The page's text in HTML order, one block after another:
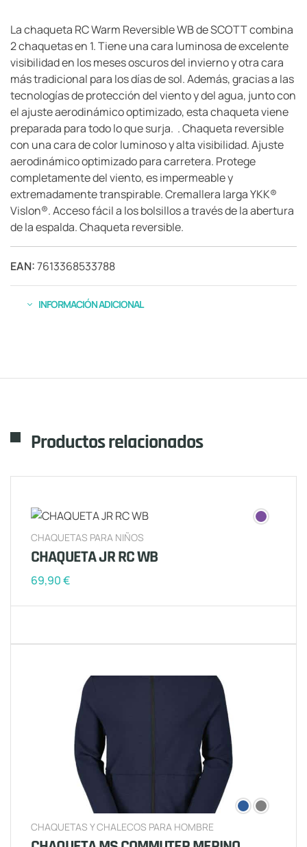
La chaqueta RC Warm Reversible WB de SCOTT combina
2 chaquetas en 1. Tiene una cara luminosa de excelente
visibilidad en los meses oscuros del invierno y otra cara
más tradicional para los días de sol. Además, gracias a las
tecnologías de protección del viento y del agua, junto con
el ajuste aerodinámico optimizado, esta chaqueta viene
preparada para todo lo que surja. . Chaqueta reversible
con una cara de color luminoso y alta visibilidad. Ajuste
aerodinámico optimizado para carretera. Protege
completamente del viento, es impermeable y
extremadamente transpirable. Cremallera larga YKK®
Vislon®. Acceso fácil a los bolsillos a través de la abertura
de la espalda. Chaqueta reversible.
EAN:7613368533788
INFORMACIÓN ADICIONAL
Productos relacionados
CHAQUETAS PARA NIÑOS
CHAQUETA JR RC WB
69,90€
CHAQUETAS Y CHALECOS PARA HOMBRE